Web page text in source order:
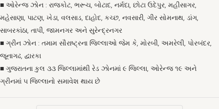
■ ઓરેન્જ ઝોન : રાજકોટ, ભરૂચ, બોટાદ, નર્મદા, છોટા ઉદેપુર, મહીસાગર,
મહેસાણા, પાટણ, ખેડા, વલસાડ, દાહોદ, કચ્છ, નવસારી, ગીર સોમનાથ, ડાંગ,
સાબરકાંઠા, તાપી, જામનગર અને સુરેન્દ્રનગર
■ ગ્રીન ઝોન : તમામ સૌરાષ્ટ્રના જિલ્લાઓ જેમ કે, મોરબી, અમરેલી, પોરબંદર,
જૂનાગઢ, દ્વારકા
■ ગુજરાતના કુલ ૩૩ જિલ્લામાંથી રેડ ઝોનમાં ૯ જિલ્લા, ઓરેન્જ ૧૯ અને
ગ્રીનમાં ૫ જિલ્લાનો સમાવેશ થાય છે